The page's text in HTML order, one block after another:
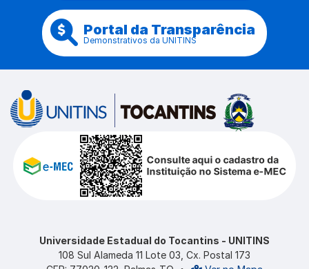
Portal da Transparência
Demonstrativos da UNITINS
Universidade Estadual do Tocantins - UNITINS
108 Sul Alameda 11 Lote 03, Cx. Postal 173